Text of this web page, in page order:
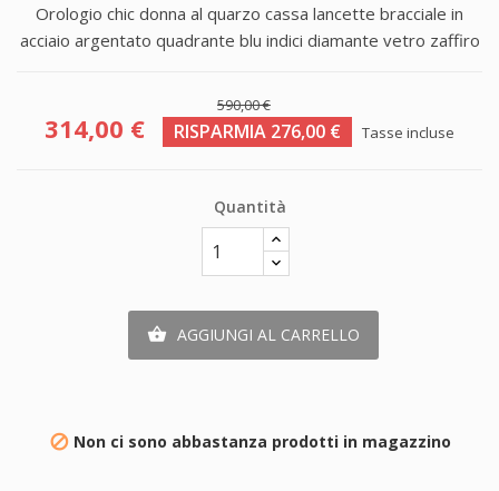
Orologio chic donna al quarzo cassa lancette bracciale in
acciaio argentato quadrante blu indici diamante vetro zaffiro
590,00 €
314,00 € RISPARMIA 276,00 € Tasse incluse
Quantità
 AGGIUNGI AL CARRELLO
 Non ci sono abbastanza prodotti in magazzino